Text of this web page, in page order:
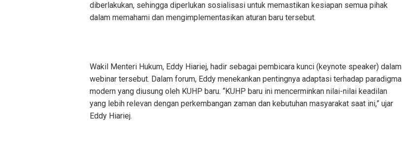
diberlakukan, sehingga diperlukan sosialisasi untuk memastikan kesiapan semua pihak
dalam memahami dan mengimplementasikan aturan baru tersebut.
Wakil Menteri Hukum, Eddy Hiariej, hadir sebagai pembicara kunci (keynote speaker) dalam
webinar tersebut. Dalam forum, Eddy menekankan pentingnya adaptasi terhadap paradigma
modern yang diusung oleh KUHP baru. “KUHP baru ini mencerminkan nilai-nilai keadilan
yang lebih relevan dengan perkembangan zaman dan kebutuhan masyarakat saat ini,” ujar
Eddy Hiariej.